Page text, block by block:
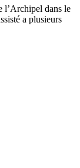
l’Archipel dans le
a plusieurs